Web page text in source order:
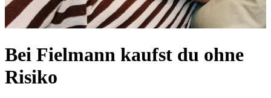
Bei Fielmann kaufst du ohne
Risiko